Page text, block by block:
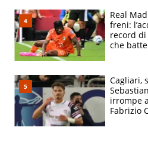
Real
freni:
record
che
Cagliari,
irrompe
Fabrizio